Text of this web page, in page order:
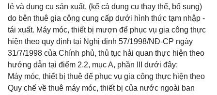
lẻ và dụng cụ sản xuất, (kể cả dụng cụ thay thế, bổ sung)
do bên thuê gia công cung cấp dưới hình thức tạm nhập -
tái xuất. Máy móc, thiết bị mượn để phục vụ gia công thực
hiện theo quy định tại Nghị định 57/1998/NĐ-CP ngày
31/7/1998 của Chính phủ, thủ tục hải quan thực hiện theo
hướng dẫn tại điểm 2.2, mục A, phần III dưới đây:
Máy móc, thiết bị thuê để phục vụ gia công thực hiện theo
Quy chế về thuê máy móc, thiết bị của nước ngoài ban